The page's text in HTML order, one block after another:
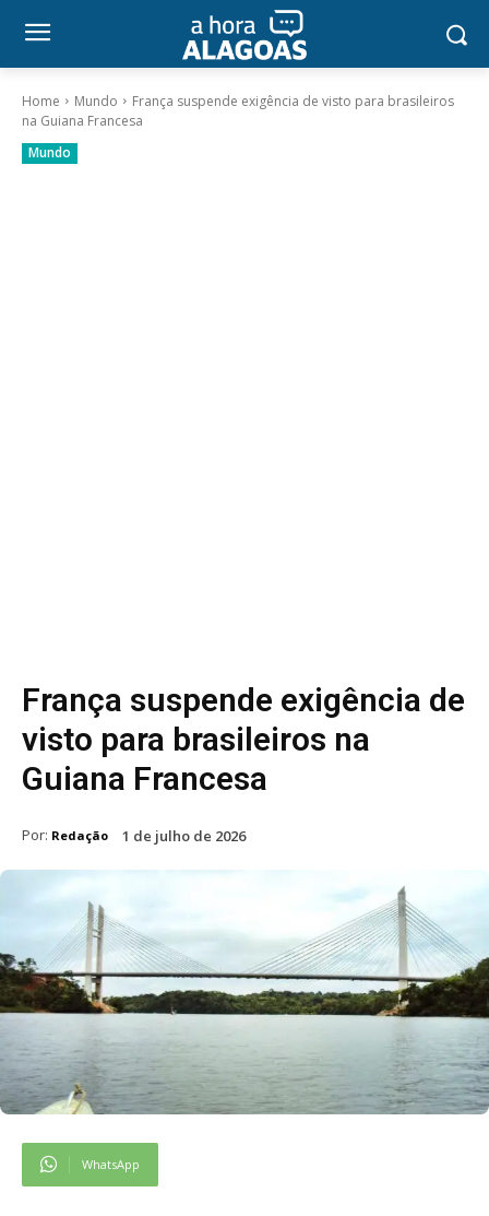
Home Mundo
França suspende exigência de visto para brasileiros
na Guiana Francesa
Mundo
França suspende exigência de
visto para brasileiros na
Guiana Francesa
Por: Redação 1 de julho de 2026
WhatsApp